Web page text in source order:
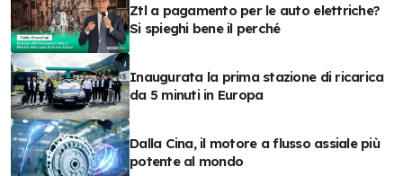
Ztl a pagamento per le auto elettriche?
Si spieghi bene il perché
Inaugurata la prima stazione di ricarica
da 5 minuti in Europa
Dalla Cina, il motore a flusso assiale più
potente al mondo